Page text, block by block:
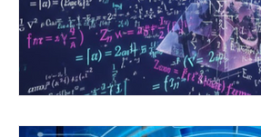
Konkurs Wolontariusz
System Lojalnościowy